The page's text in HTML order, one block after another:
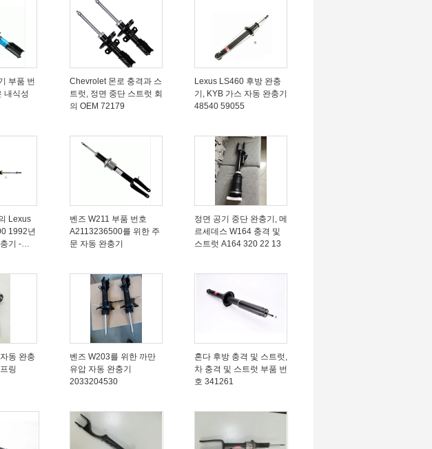
부품 번
내식성
Chevrolet 몬로 충격과 스
트럿, 정면 중단 스트럿 회
의 OEM 72179
Lexus LS460 후방 완충
기, KYB 가스 자동 완충기
48540 59055
Lexus
1992년
기 -
벤즈 W211 부품 번호
A2113236500를 위한 주
문 자동 완충기
정면 공기 중단 완충기, 메
르세데스 W164 충격 및
스트럿 A164 320 22 13
동 완충
링
벤즈 W203를 위한 까만
유압 자동 완충기
2033204530
혼다 후방 충격 및 스트럿,
차 충격 및 스트럿 부품 번
호 341261